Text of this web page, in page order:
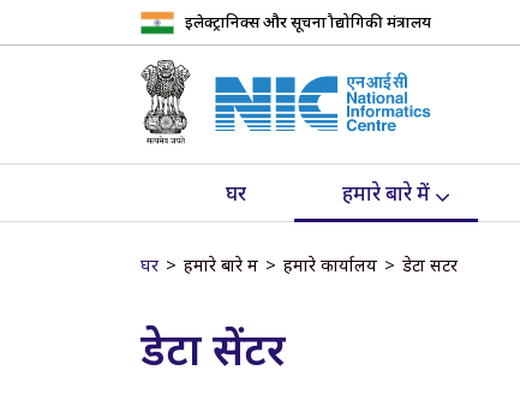
इलेक्ट्रानिक्स और सूचना प्रौद्योगिकी मंत्रालय
घर हमारे बारे में
घर हमारे बारे में हमारे कार्यालय डेटा सेंटर
डेटा सेंटर